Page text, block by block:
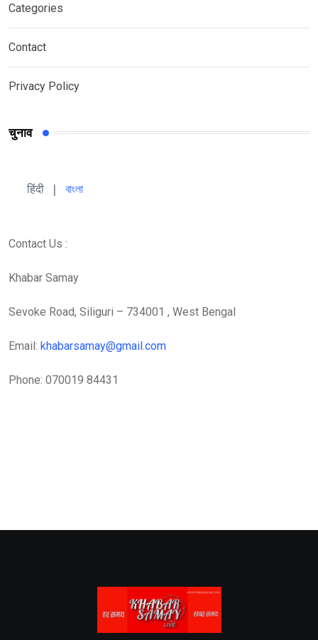
Categories
Contact
Privacy Policy
चुनाव
हिंदी বাংলা
Contact Us :
Khabar Samay
Sevoke Road, Siliguri – 734001 , West Bengal
Email: khabarsamay@gmail.com
Phone: 070019 84431